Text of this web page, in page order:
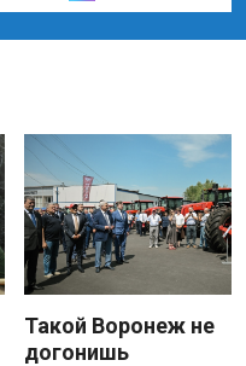
Такой Воронеж не
догонишь